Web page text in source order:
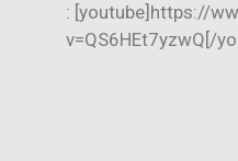
: [youtube]https://
v=QS6HEt7yzwQ[/